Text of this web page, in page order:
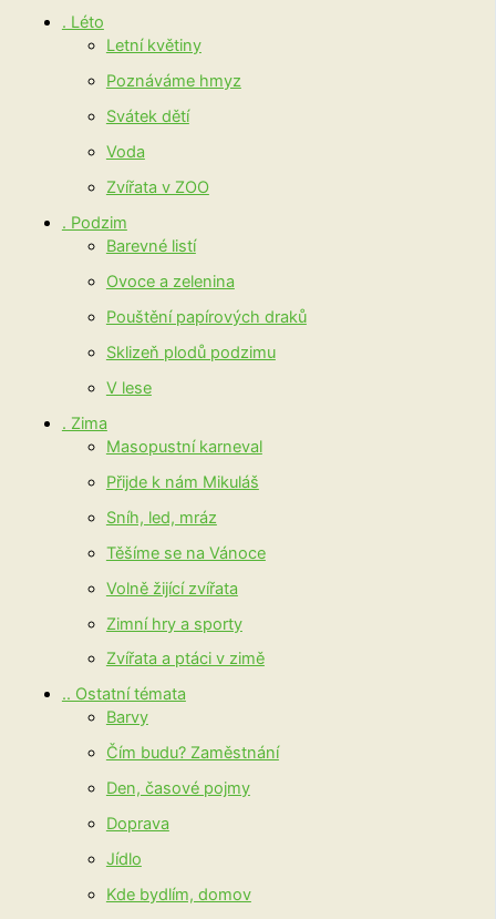
. Léto
Letní květiny
Poznáváme hmyz
Svátek dětí
Voda
Zvířata v ZOO
. Podzim
Barevné listí
Ovoce a zelenina
Pouštění papírových draků
Sklizeň plodů podzimu
V lese
. Zima
Masopustní karneval
Přijde k nám Mikuláš
Sníh, led, mráz
Těšíme se na Vánoce
Volně žijící zvířata
Zimní hry a sporty
Zvířata a ptáci v zimě
.. Ostatní témata
Barvy
Čím budu? Zaměstnání
Den, časové pojmy
Doprava
Jídlo
Kde bydlím, domov